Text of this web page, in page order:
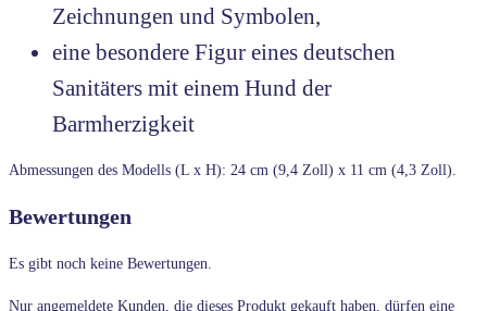
Zeichnungen und Symbolen,
eine besondere Figur eines deutschen
Sanitäters mit einem Hund der
Barmherzigkeit
Abmessungen des Modells (L x H): 24 cm (9,4 Zoll) x 11 cm (4,3 Zoll).
Bewertungen
Es gibt noch keine Bewertungen.
Nur angemeldete Kunden, die dieses Produkt gekauft haben, dürfen eine